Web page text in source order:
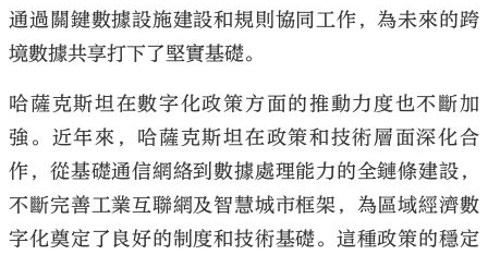
通過關鍵數據設施建設和規則協同工作，為未來的跨
境數據共享打下了堅實基礎。
哈薩克斯坦在數字化政策方面的推動力度也不斷加
強。近年來，哈薩克斯坦在政策和技術層面深化合
作，從基礎通信網絡到數據處理能力的全鏈條建設，
不斷完善工業互聯網及智慧城市框架，為區域經濟數
字化奠定了良好的制度和技術基礎。這種政策的穩定